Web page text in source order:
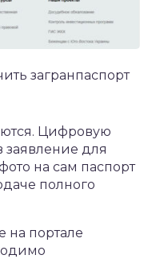
загранпаспорт
Цифровую
для
на сам паспорт
полного
на портале